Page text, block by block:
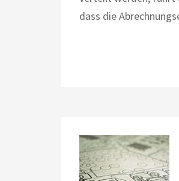
dass die